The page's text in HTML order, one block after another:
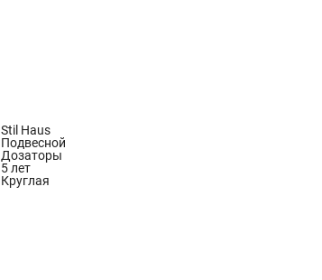
Stil Haus
Подвесной
Дозаторы
5 лет
Круглая